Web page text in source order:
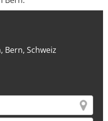
Bern, Schweiz